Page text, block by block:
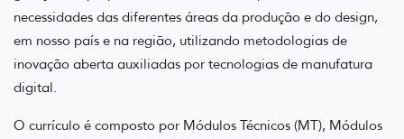
necessidades das diferentes áreas da produção e do design,
em nosso país e na região, utilizando metodologias de
inovação aberta auxiliadas por tecnologias de manufatura
digital.
O currículo é composto por Módulos Técnicos (MT), Módulos